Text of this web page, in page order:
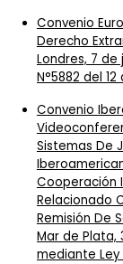
Convenio
Derecho
Londres, 7
N°5882 del
Convenio
Sistemas De
Cooperación
Relacionado
Remisión De
Mar de Plata,
mediante Ley